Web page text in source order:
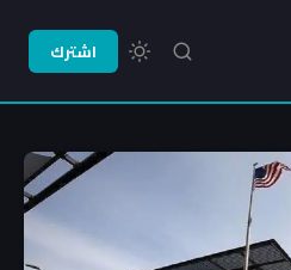
اشترك